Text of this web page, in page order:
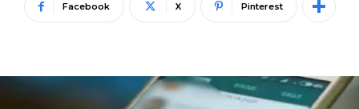
Facebook X Pinterest